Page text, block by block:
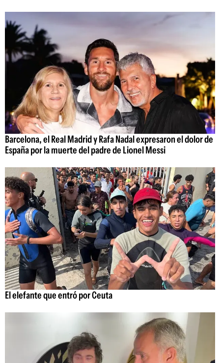
Barcelona, el Real Madrid y Rafa Nadal expresaron el dolor de
España por la muerte del padre de Lionel Messi
El elefante que entró por Ceuta